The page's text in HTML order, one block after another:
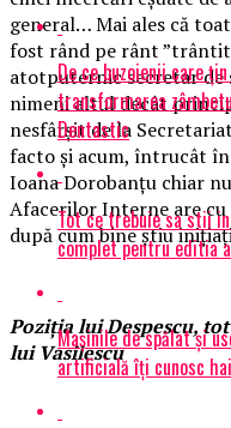
general… Mai ales că
fost rând pe rânt
atotputernic secretar de
nimeni altul decât
nesfârșit de la
facto și acum, întrucât
Ioana Dorobanțu chiar
Afacerilor Interne are cu
după cum bine știu
Poziția lui Despescu,
lui Vasilescu
De ce buzoienii care
transformarea
Dentastic
Tot ce trebuie sa stii
complet pentru editia
Mașinile de spălat și
artificială îți cunosc